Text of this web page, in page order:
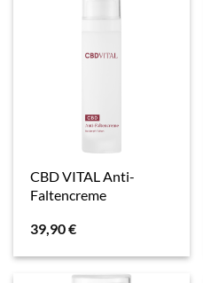
CBD VITAL Anti-
Faltencreme
39,90€